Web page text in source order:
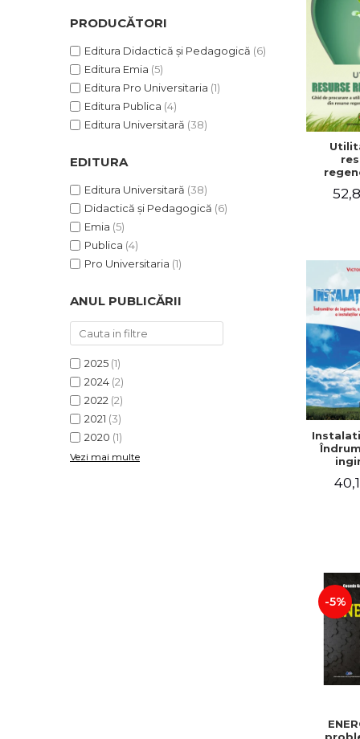
PRODUCĂTORI
Editura Didactică și Pedagogică (6)
Editura Emia (5)
Editura Pro Universitaria (1)
Editura Publica (4)
Editura Universitară (38)
EDITURA
Editura Universitară (38)
Didactică și Pedagogică (6)
Emia (5)
Publica (4)
Pro Universitaria (1)
ANUL PUBLICĂRII
2025 (1)
2024 (2)
2022 (2)
2021 (3)
2020 (1)
Vezi mai multe
-5%